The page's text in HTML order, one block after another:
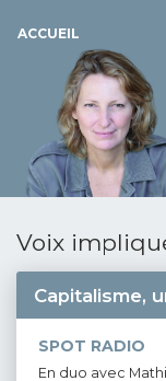
ACCUEIL
Voix
Capitalisme,
SPOT RADIO
En duo avec